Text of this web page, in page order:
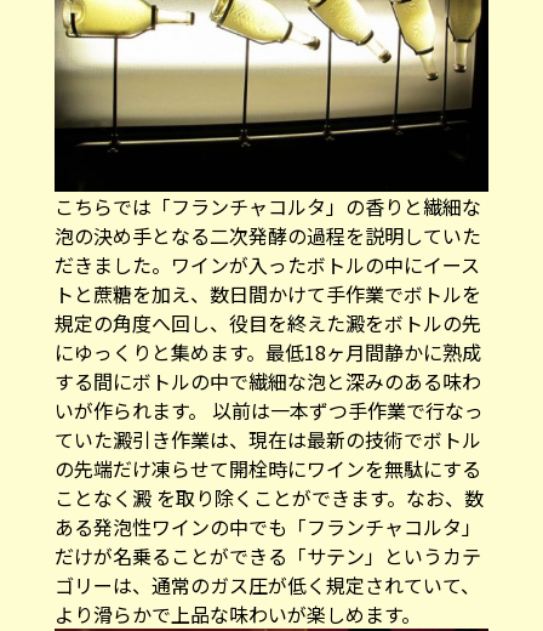
こちらでは「フランチャコルタ」の香りと繊細な
泡の決め手となる二次発酵の過程を説明していた
だきました。ワインが入ったボトルの中にイース
トと蔗糖を加え、数日間かけて手作業でボトルを
規定の角度へ回し、役目を終えた澱をボトルの先
にゆっくりと集めます。最低18ヶ月間静かに熟成
する間にボトルの中で繊細な泡と深みのある味わ
いが作られます。 以前は一本ずつ手作業で行なっ
ていた澱引き作業は、現在は最新の技術でボトル
の先端だけ凍らせて開栓時にワインを無駄にする
ことなく澱 を取り除くことができます。なお、数
ある発泡性ワインの中でも「フランチャコルタ」
だけが名乗ることができる「サテン」というカテ
ゴリーは、通常のガス圧が低く規定されていて、
より滑らかで上品な味わいが楽しめます。